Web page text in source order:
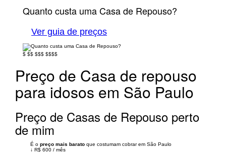
Quanto custa uma Casa de Repouso?
Ver guia de preços
$ $$ $$$ $$$$
Preço de Casa de repouso
para idosos em São Paulo
Preço de Casas de Repouso perto
de mim
É o preço mais barato que costumam cobrar em São Paulo
↓ R$ 600 / mês